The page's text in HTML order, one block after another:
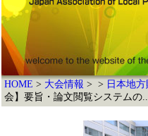
HOME 大会情報
日本地
会】要旨・論文閲覧システムの